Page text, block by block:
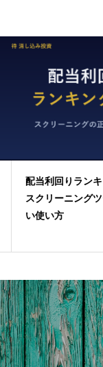
配当利回りランキ
スクリーニングツ
い使い方